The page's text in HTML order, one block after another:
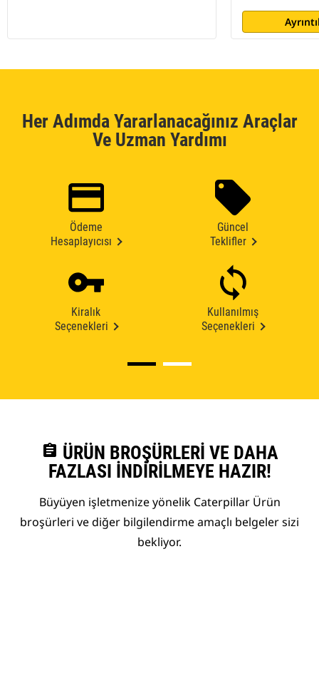
Her Adımda Yararlanacağınız Araçlar
Ve Uzman Yardımı
Ödeme
Hesaplayıcısı
Güncel
Teklifler
Kiralık
Seçenekleri
Kullanılmış
Seçenekleri
assignment ÜRÜN BROŞÜRLERI VE DAHA
FAZLASI İNDIRILMEYE HAZIR!
Büyüyen işletmenize yönelik Caterpillar Ürün
broşürleri ve diğer bilgilendirme amaçlı belgeler sizi
bekliyor.